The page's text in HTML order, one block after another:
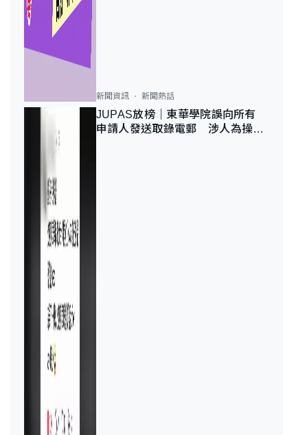
新聞資訊 新聞熱話
JUPAS放榜｜東華學院誤向所有
申請人發送取錄電郵 涉人為操作